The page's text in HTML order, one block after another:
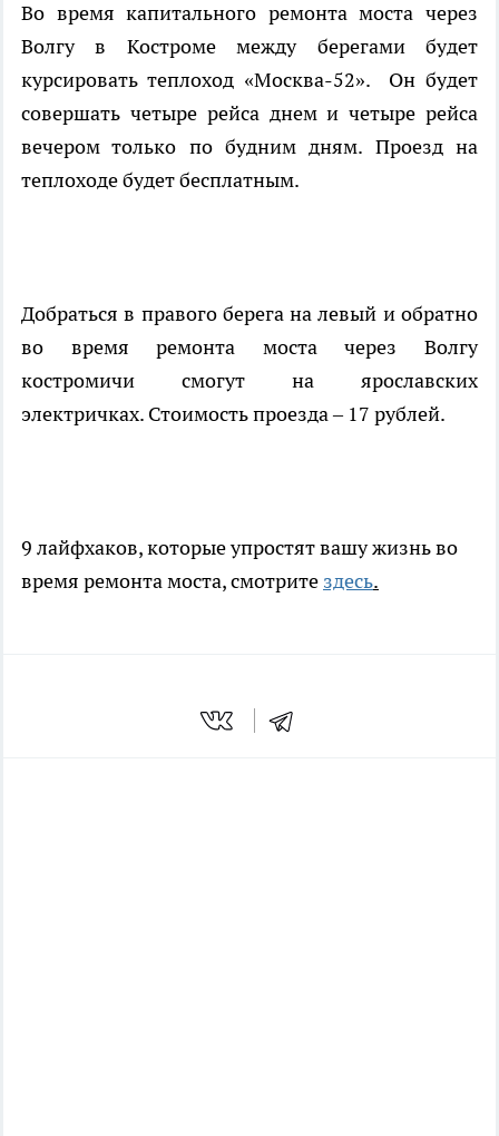
Во время капитального ремонта моста через
Волгу в Костроме между берегами будет
курсировать теплоход «Москва-52». Он будет
совершать четыре рейса днем и четыре рейса
вечером только по будним дням. Проезд на
теплоходе будет бесплатным.
Добраться в правого берега на левый и обратно
во время ремонта моста через Волгу
костромичи смогут на ярославских
электричках. Стоимость проезда – 17 рублей.
9 лайфхаков, которые упростят вашу жизнь во
время ремонта моста, смотрите здесь.